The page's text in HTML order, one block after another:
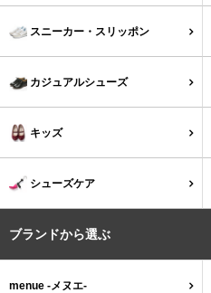
特定商取引法
会社概要
スニーカー・スリッポン
カジュアルシューズ
キッズ
シューズケア
ブランドから選ぶ
menue -メヌエ-